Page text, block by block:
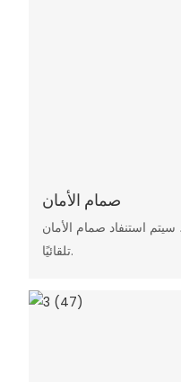
صمام الأمان
استنفاد صمام الأمان
تلقائيًا.